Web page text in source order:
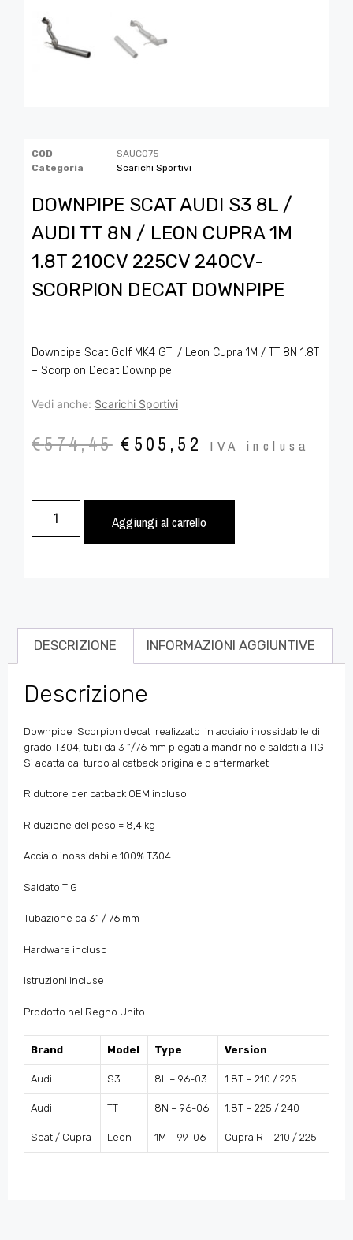
COD
SAUC075
Categoria
Scarichi Sportivi
DOWNPIPE SCAT AUDI S3 8L /
AUDI TT 8N / LEON CUPRA 1M
1.8T 210CV 225CV 240CV-
SCORPION DECAT DOWNPIPE
Downpipe Scat Golf MK4 GTI / Leon Cupra 1M / TT 8N 1.8T
– Scorpion Decat Downpipe
Vedi anche: Scarichi Sportivi
€574,45 € 505,52 IVA inclusa
Aggiungi al carrello
DESCRIZIONE INFORMAZIONI AGGIUNTIVE
Descrizione
Downpipe Scorpion decat realizzato in acciaio inossidabile di
grado T304, tubi da 3 “/76 mm piegati a mandrino e saldati a TIG.
Si adatta dal turbo al catback originale o aftermarket
Riduttore per catback OEM incluso
Riduzione del peso = 8,4 kg
Acciaio inossidabile 100% T304
Saldato TIG
Tubazione da 3” / 76 mm
Hardware incluso
Istruzioni incluse
Prodotto nel Regno Unito
Brand Model Type Version
Audi S3 8L – 96-03 1.8T – 210 / 225
Audi TT 8N – 96-06 1.8T – 225 / 240
Seat / Cupra Leon 1M – 99-06 Cupra R – 210 / 225